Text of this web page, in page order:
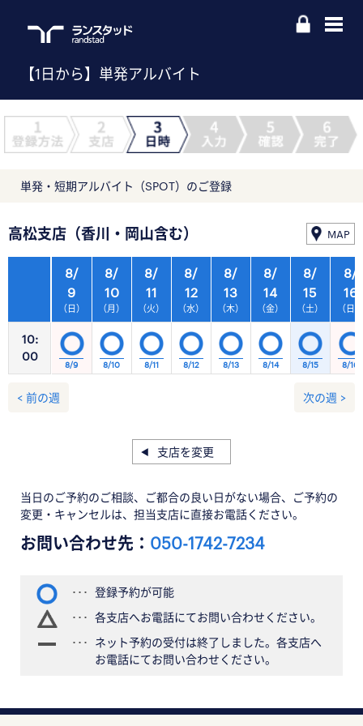
【1日から】単発アルバイト
単発・短期アルバイト（SPOT）のご登録
高松支店（香川・岡山含む） MAP
10:
00
8/
9
（日）
8/
10
（月）
8/
11
（火）
8/
12
（水）
8/
13
（木）
8/
14
（金）
8/
15
（土）
8/9 8/10 8/11 8/12 8/13 8/14 8/15
8/
16
（日）
8/16
< 前の週 次の週 >
支店を変更
当日のご予約のご相談、ご都合の良い日がない場合、ご予約の
変更・キャンセルは、担当支店に直接お電話ください。
お問い合わせ先： 050-1742-7234
登録予約が可能
各支店へお電話にてお問い合わせください。
ネット予約の受付は終了しました。各支店へ
お電話にてお問い合わせください。